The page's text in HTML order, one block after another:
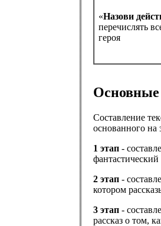
«Назови
перечислять
героя
Основные
Составление
основанного на
1 этап -
2 этап -
котором
3 этап -
рассказ о том,